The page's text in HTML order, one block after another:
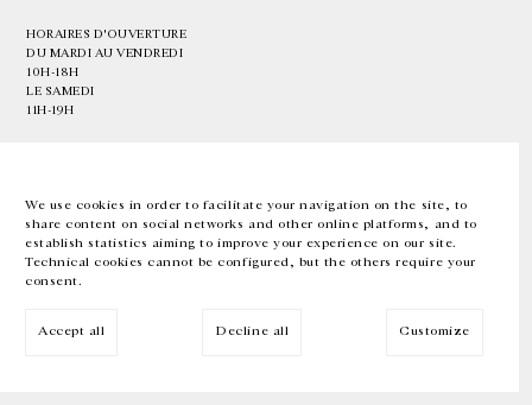
We use cookies in order to facilitate your navigation on the site, to
share content on social networks and other online platforms, and to
establish statistics aiming to improve your experience on our site.
Technical cookies cannot be configured, but the others require your
consent.
Accept all Decline all Customize
HORAIRES D'OUVERTURE
DU MARDI AU VENDREDI
10H-18H
LE SAMEDI
11H-19H
EN FR 中文 Facebook Instagram
Inscrivez-vous à notre newsletter